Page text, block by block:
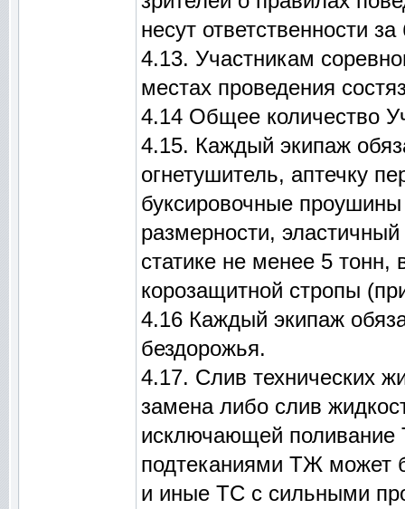
несут ответственности
4.13. Участникам
местах проведения
4.14 Общее количество
4.15. Каждый экипаж
огнетушитель, аптечку
буксировочные
размерности,
статике не менее 5 тонн,
корозащитной стропы
4.16 Каждый экипаж
бездорожья.
4.17. Слив технических
замена либо слив
исключающей
подтеканиями ТЖ может
и иные ТС с сильными